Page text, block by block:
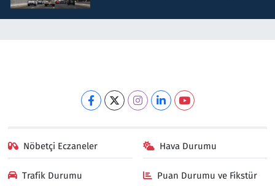
Nöbetçi Eczaneler Hava Durumu
Trafik Durumu Puan Durumu ve Fikstür